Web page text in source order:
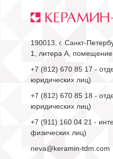
190013, г. Санкт-
1, литера А,
+7 (812) 670 85 17 -
юридических лиц)
+7 (812) 670 85 18 -
юридических лиц)
+7 (911) 160 04 21 -
физических лиц)
neva@keramin-tdm.com